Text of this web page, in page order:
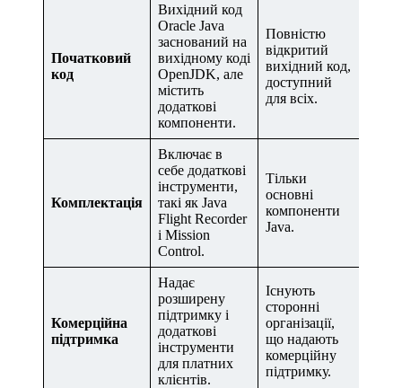
Початковий
код
Вихідний код
Oracle Java
заснований на
вихідному коді
OpenJDK, але
містить
додаткові
компоненти.
Повністю
відкритий
вихідний код,
доступний
для всіх.
Комплектація
Включає в
себе додаткові
інструменти,
такі як Java
Flight Recorder
і Mission
Control.
Тільки
основні
компоненти
Java.
Комерційна
підтримка
Надає
розширену
підтримку і
додаткові
інструменти
для платних
клієнтів.
Існують
сторонні
організації,
що надають
комерційну
підтримку.